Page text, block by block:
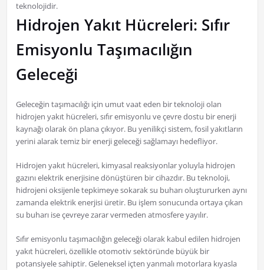
teknolojidir.
Hidrojen Yakıt Hücreleri: Sıfır
Emisyonlu Taşımacılığın
Geleceği
Geleceğin taşımacılığı için umut vaat eden bir teknoloji olan
hidrojen yakıt hücreleri, sıfır emisyonlu ve çevre dostu bir enerji
kaynağı olarak ön plana çıkıyor. Bu yenilikçi sistem, fosil yakıtların
yerini alarak temiz bir enerji geleceği sağlamayı hedefliyor.
Hidrojen yakıt hücreleri, kimyasal reaksiyonlar yoluyla hidrojen
gazını elektrik enerjisine dönüştüren bir cihazdır. Bu teknoloji,
hidrojeni oksijenle tepkimeye sokarak su buharı oluştururken aynı
zamanda elektrik enerjisi üretir. Bu işlem sonucunda ortaya çıkan
su buharı ise çevreye zarar vermeden atmosfere yayılır.
Sıfır emisyonlu taşımacılığın geleceği olarak kabul edilen hidrojen
yakıt hücreleri, özellikle otomotiv sektöründe büyük bir
potansiyele sahiptir. Geleneksel içten yanmalı motorlara kıyasla